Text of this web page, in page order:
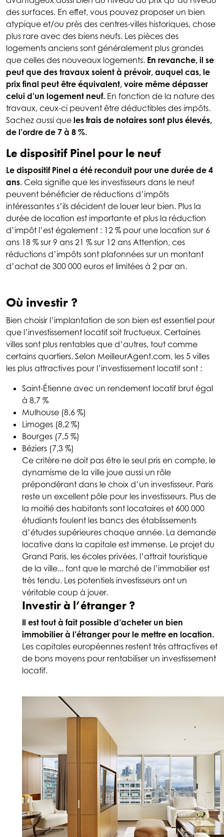
des surfaces. En effet, vous pouvez proposer un bien
atypique et/ou près des centres-villes historiques, chose
plus rare avec des biens neufs. Les pièces des
logements anciens sont généralement plus grandes
que celles des nouveaux logements. En revanche, il se
peut que des travaux soient à prévoir, auquel cas, le
prix final peut être équivalent, voire même dépasser
celui d’un logement neuf. En fonction de la nature des
travaux, ceux-ci peuvent être déductibles des impôts.
Sachez aussi que les frais de notaires sont plus élevés,
de l’ordre de 7 à 8 %.
Le dispositif Pinel pour le neuf
Le dispositif Pinel a été reconduit pour une durée de 4
ans. Cela signifie que les investisseurs dans le neuf
peuvent bénéficier de réductions d’impôts
intéressantes s’ils décident de louer leur bien. Plus la
durée de location est importante et plus la réduction
d’impôt l’est également : 12 % pour une location sur 6
ans 18 % sur 9 ans 21 % sur 12 ans Attention, ces
réductions d’impôts sont plafonnées sur un montant
d’achat de 300 000 euros et limitées à 2 par an.
Où investir ?
Bien choisir l’implantation de son bien est essentiel pour
que l’investissement locatif soit fructueux. Certaines
villes sont plus rentables que d’autres, tout comme
certains quartiers. Selon MeilleurAgent.com, les 5 villes
les plus attractives pour l’investissement locatif sont :
Saint-Étienne avec un rendement locatif brut égal
à 8,7 %
Mulhouse (8,6 %)
Limoges (8,2 %)
Bourges (7,5 %)
Béziers (7,3 %)
Ce critère ne doit pas être le seul pris en compte, le
dynamisme de la ville joue aussi un rôle
prépondérant dans le choix d’un investisseur. Paris
reste un excellent pôle pour les investisseurs. Plus de
la moitié des habitants sont locataires et 600 000
étudiants foulent les bancs des établissements
d’études supérieures chaque année. La demande
locative dans la capitale est immense. Le projet du
Grand Paris, les écoles privées, l’attrait touristique
de la ville... font que le marché de l’immobilier est
très tendu. Les potentiels investisseurs ont un
véritable coup à jouer.
Investir à l’étranger ?
Il est tout à fait possible d’acheter un bien
immobilier à l’étranger pour le mettre en location.
Les capitales européennes restent très attractives et
de bons moyens pour rentabiliser un investissement
locatif.